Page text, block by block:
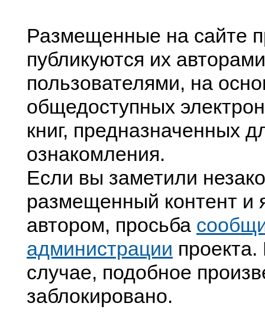
Размещенные на сайте
публикуются их
пользователями, на
общедоступных
книг, предназначенных
ознакомления.
Если вы заметили
размещенный контент и
автором, просьба
администрации
случае, подобное
заблокировано.